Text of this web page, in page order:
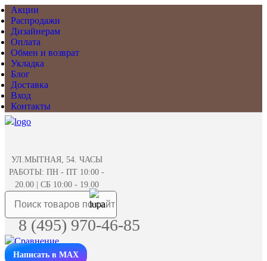
Акции
Распродажи
Дизайнерам
Оплата
Обмен и возврат
Укладка
Блог
Доставка
Вход
Контакты
УЛ.МЫТНАЯ, 54. ЧАСЫ
РАБОТЫ: ПН - ПТ 10:00 -
20.00 | СБ 10:00 - 19.00
8 (495) 970-46-85
Написать в MAX